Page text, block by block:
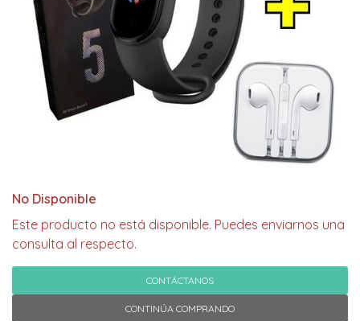
No Disponible
Este producto no está disponible. Puedes enviarnos una
consulta al respecto.
CONTÁCTANOS
CONTINÚA COMPRANDO